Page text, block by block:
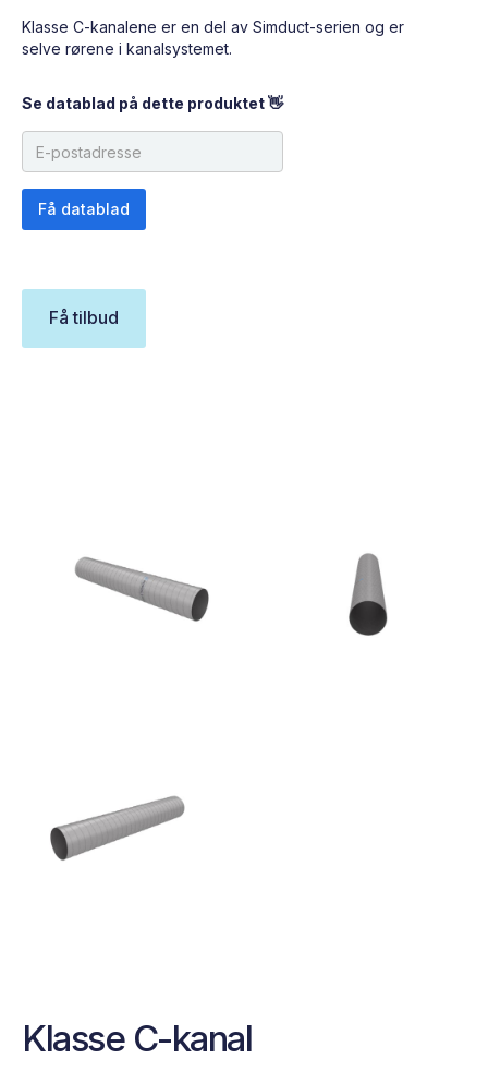
Klasse C-kanalene er en del av Simduct-serien og er
selve rørene i kanalsystemet.
Se datablad på dette produktet 👋
Få tilbud
Klasse C-kanal